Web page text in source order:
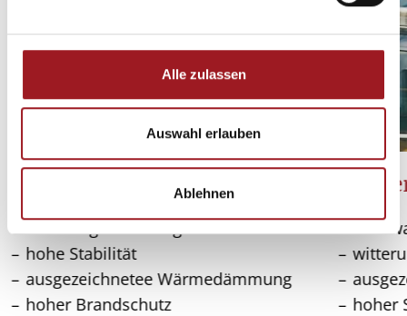
Alle zulassen
Auswahl erlauben
Ablehnen
Fenster aus Aluminium
witterungsbeständig
hohe Stabilität
ausgezeichnetee Wärmedämmung
hoher Brandschutz
hoher